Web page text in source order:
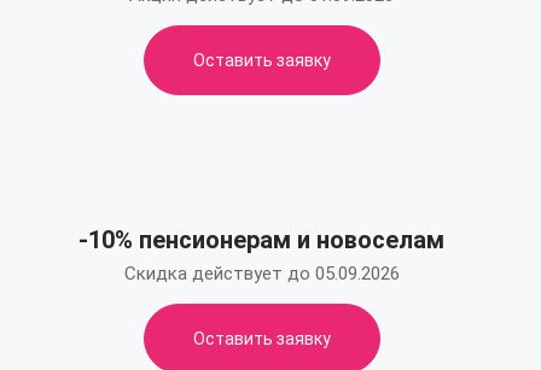
Оставить заявку
-10% пенсионерам и новоселам
Скидка действует до 05.09.2026
Оставить заявку